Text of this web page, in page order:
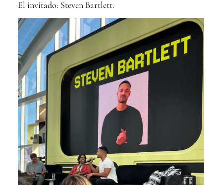
El invitado: Steven Bartlett.